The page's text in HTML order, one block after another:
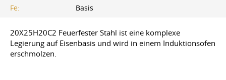
Fe:
Basis
20X25H20C2 Feuerfester Stahl ist eine komplexe
Legierung auf Eisenbasis und wird in einem Induktionsofen
erschmolzen.